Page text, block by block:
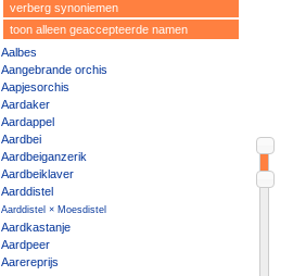
verberg synoniemen
toon alleen geaccepteerde namen
Aalbes
Aangebrande orchis
Aapjesorchis
Aardaker
Aardappel
Aardbei
Aardbeiganzerik
Aardbeiklaver
Aarddistel
Aarddistel × Moesdistel
Aardkastanje
Aardpeer
Aarereprijs